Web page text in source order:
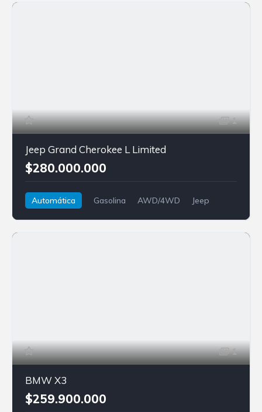
1
Jeep Grand Cherokee L Limited
$280.000.000
Automática Gasolina AWD/4WD
Jeep
1
BMW X3
$259.900.000